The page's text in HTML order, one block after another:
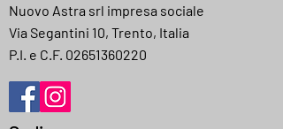
Nuovo Astra srl impresa sociale
Via Segantini 10, Trento, Italia
P.I. e C.F. 02651360220